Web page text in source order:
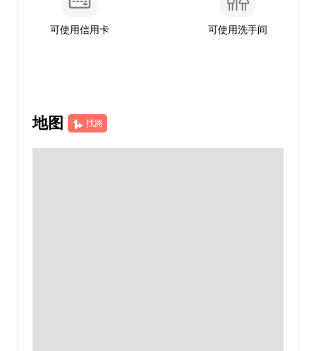
可使用信用卡 可使用洗手间
地图 找路